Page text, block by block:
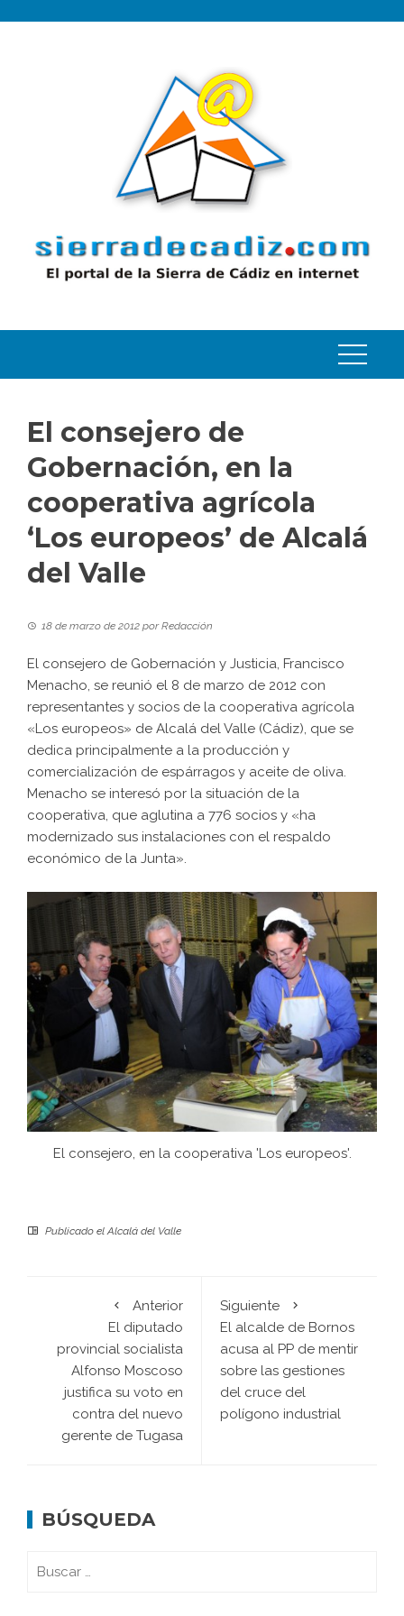
El consejero de
Gobernación, en la
cooperativa agrícola
‘Los europeos’ de Alcalá
del Valle
18 de marzo de 2012 porRedacción
El consejero de Gobernación y Justicia, Francisco
Menacho, se reunió el 8 de marzo de 2012 con
representantes y socios de la cooperativa agrícola
«Los europeos» de Alcalá del Valle (Cádiz), que se
dedica principalmente a la producción y
comercialización de espárragos y aceite de oliva.
Menacho se interesó por la situación de la
cooperativa, que aglutina a 776 socios y «ha
modernizado sus instalaciones con el respaldo
económico de la Junta».
El consejero, en la cooperativa 'Los europeos'.
Publicado elAlcalá del Valle
Anterior
El diputado
provincial socialista
Alfonso Moscoso
justifica su voto en
contra del nuevo
gerente de Tugasa
Siguiente
El alcalde de Bornos
acusa al PP de mentir
sobre las gestiones
del cruce del
polígono industrial
BÚSQUEDA